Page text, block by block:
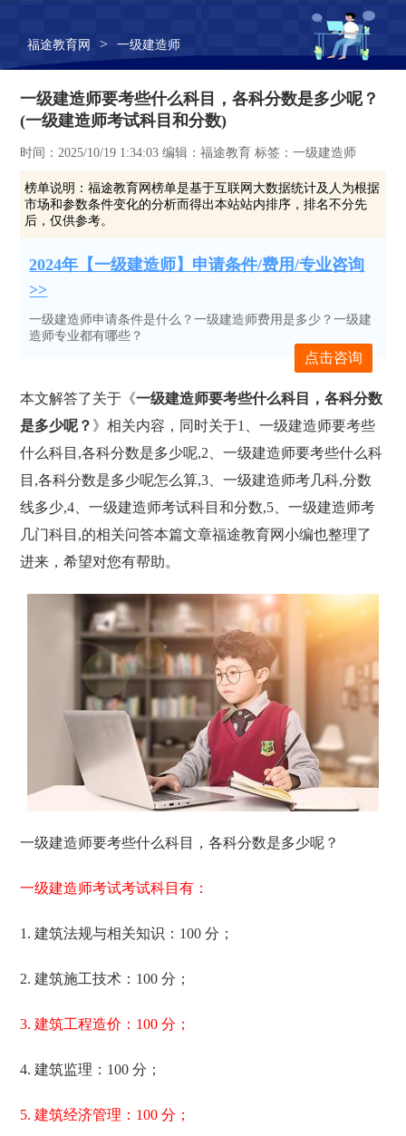
福途教育网 > 一级建造师
一级建造师要考些什么科目，各科分数是多少呢？
(一级建造师考试科目和分数)
时间：2025/10/19 1:34:03 编辑：福途教育 标签：一级建造师
榜单说明：福途教育网榜单是基于互联网大数据统计及人为根据
市场和参数条件变化的分析而得出本站站内排序，排名不分先
后，仅供参考。
2024年【一级建造师】申请条件/费用/专业咨询
>>
一级建造师申请条件是什么？一级建造师费用是多少？一级建
造师专业都有哪些？
点击咨询
本文解答了关于《一级建造师要考些什么科目，各科分数
是多少呢？ 》相关内容，同时关于1、一级建造师要考些
什么科目,各科分数是多少呢,2、一级建造师要考些什么科
目,各科分数是多少呢怎么算,3、一级建造师考几科,分数
线多少,4、一级建造师考试科目和分数,5、一级建造师考
几门科目,的相关问答本篇文章福途教育网小编也整理了
进来，希望对您有帮助。
一级建造师要考些什么科目，各科分数是多少呢？
一级建造师考试考试科目有：
1. 建筑法规与相关知识：100 分；
2. 建筑施工技术：100 分；
3. 建筑工程造价：100 分；
4. 建筑监理：100 分；
5. 建筑经济管理：100 分；